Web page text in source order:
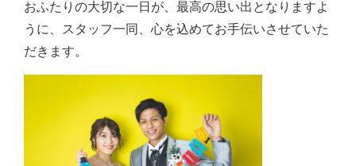
おふたりの大切な一日が、最高の思い出となりますよ
うに、スタッフ一同、心を込めてお手伝いさせていた
だきます。